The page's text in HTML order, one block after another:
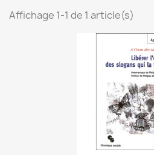
Affichage 1-1 de 1 article(s)